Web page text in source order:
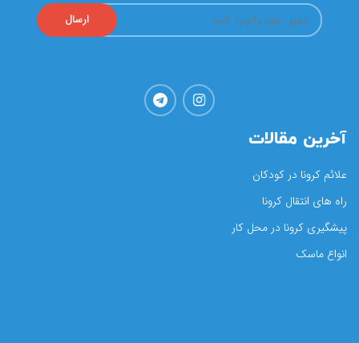
آخرین مقالات
علائم کرونا در کودکان
راه های انتقال کرونا
پیشگیری کرونا در محل کار
انواع ماسک